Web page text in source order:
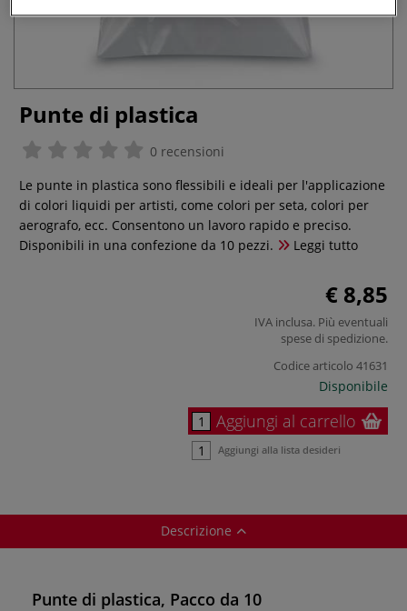
Punte di plastica
0 recensioni
Le punte in plastica sono flessibili e ideali per l'applicazione
di colori liquidi per artisti, come colori per seta, colori per
aerografo, ecc. Consentono un lavoro rapido e preciso.
Disponibili in una confezione da 10 pezzi.
Leggi tutto
€ 8,85
IVA inclusa. Più eventuali
spese di spedizione.
Codice articolo 41631
Disponibile
Aggiungi al carrello
Aggiungi alla lista desideri
Descrizione
Punte di plastica, Pacco da 10